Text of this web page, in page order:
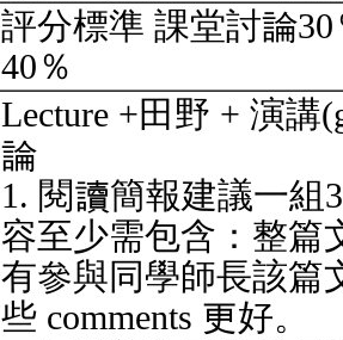
評分標準 課堂討論
40％
Lecture +田野 + 演講
論
1. 閱讀簡報建議一組
容至少需包含：整篇
有參與同學師長該篇
些 comments 更好。